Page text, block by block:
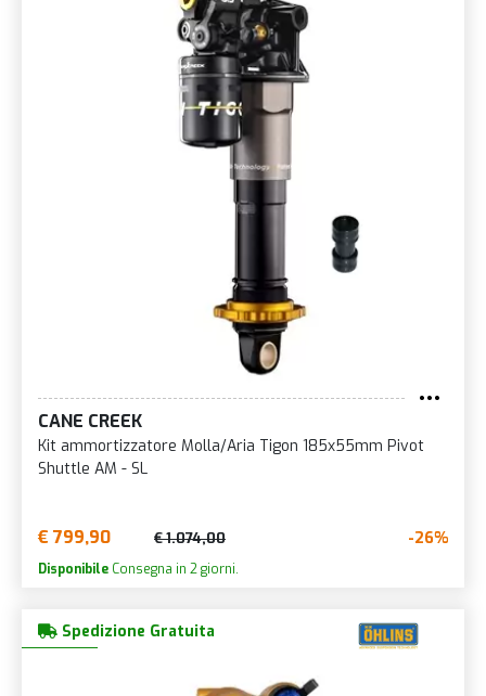
CANE CREEK
Kit ammortizzatore Molla/Aria Tigon 185x55mm Pivot
Shuttle AM - SL
€ 799,90 € 1.074,00 -26%
Disponibile Consegna in 2 giorni.
Spedizione Gratuita